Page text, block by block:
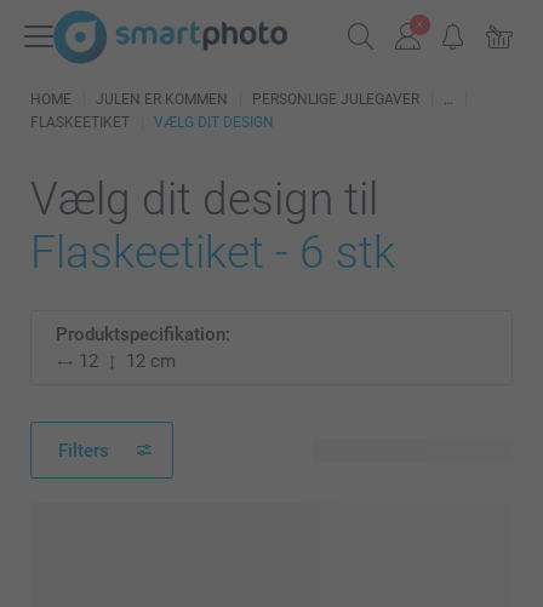
HOME JULEN ER KOMMEN
PERSONLIGE JULEGAVER
FLASKEETIKET
VÆLG DIT DESIGN
Vælg dit design til
Flaskeetiket - 6 stk
Produktspecifikation:
12
12 cm
Filters